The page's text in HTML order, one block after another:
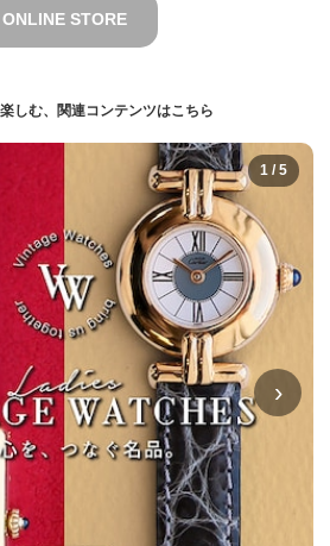
ONLINE STORE
しむ、関連コンテンツはこちら
›
1 / 5